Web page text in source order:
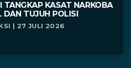
TANGKAP KASAT NARKOBA
DAN TUJUH POLISI
| 27 JULI 2026